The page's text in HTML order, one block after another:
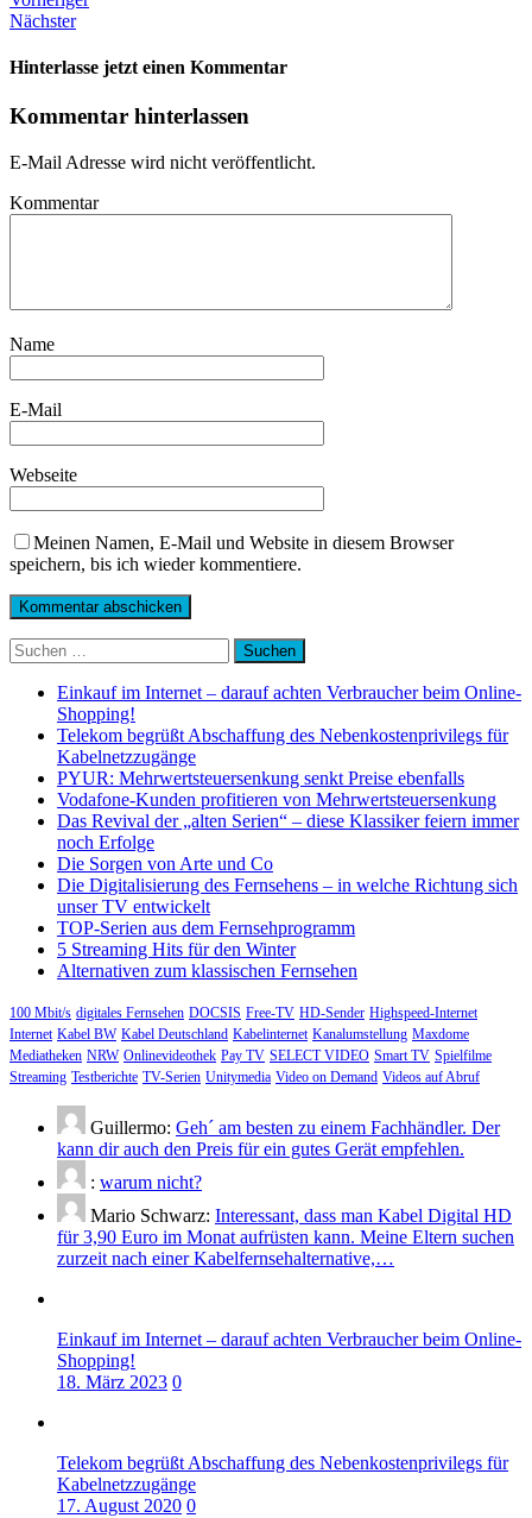
Nächster
Hinterlasse jetzt einen Kommentar
Kommentar hinterlassen
E-Mail Adresse wird nicht veröffentlicht.
Kommentar
Name
E-Mail
Webseite
Meinen Namen, E-Mail und Website in diesem Browser
speichern, bis ich wieder kommentiere.
Suchen
nach:
Einkauf im Internet – darauf achten Verbraucher beim Online-
Shopping!
Telekom begrüßt Abschaffung des Nebenkostenprivilegs für
Kabelnetzzugänge
PYUR: Mehrwertsteuersenkung senkt Preise ebenfalls
Vodafone-Kunden profitieren von Mehrwertsteuersenkung
Das Revival der „alten Serien“ – diese Klassiker feiern immer
noch Erfolge
Die Sorgen von Arte und Co
Die Digitalisierung des Fernsehens – in welche Richtung sich
unser TV entwickelt
TOP-Serien aus dem Fernsehprogramm
5 Streaming Hits für den Winter
Alternativen zum klassischen Fernsehen
100 Mbit/s digitales Fernsehen DOCSIS Free-TV HD-Sender Highspeed-Internet
Internet Kabel BW Kabel Deutschland Kabelinternet Kanalumstellung Maxdome
Mediatheken NRW Onlinevideothek Pay TV SELECT VIDEO Smart TV Spielfilme
Streaming Testberichte TV-Serien Unitymedia Video on Demand Videos auf Abruf
Guillermo: Geh´ am besten zu einem Fachhändler. Der
kann dir auch den Preis für ein gutes Gerät empfehlen.
: warum nicht?
Mario Schwarz: Interessant, dass man Kabel Digital HD
für 3,90 Euro im Monat aufrüsten kann. Meine Eltern suchen
zurzeit nach einer Kabelfernsehalternative,…
Einkauf im Internet – darauf achten Verbraucher beim Online-
Shopping!
18. März 2023 0
Telekom begrüßt Abschaffung des Nebenkostenprivilegs für
Kabelnetzzugänge
17. August 2020 0